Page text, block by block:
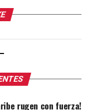
rugen con fuerza!